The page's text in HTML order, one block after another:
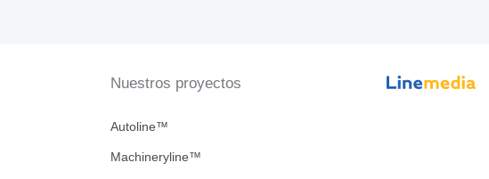
Nuestros proyectos
Autoline™
Machineryline™